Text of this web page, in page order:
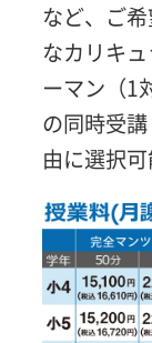
など、ご
なカリキ
ーマン（1
の同時受
由に選択可